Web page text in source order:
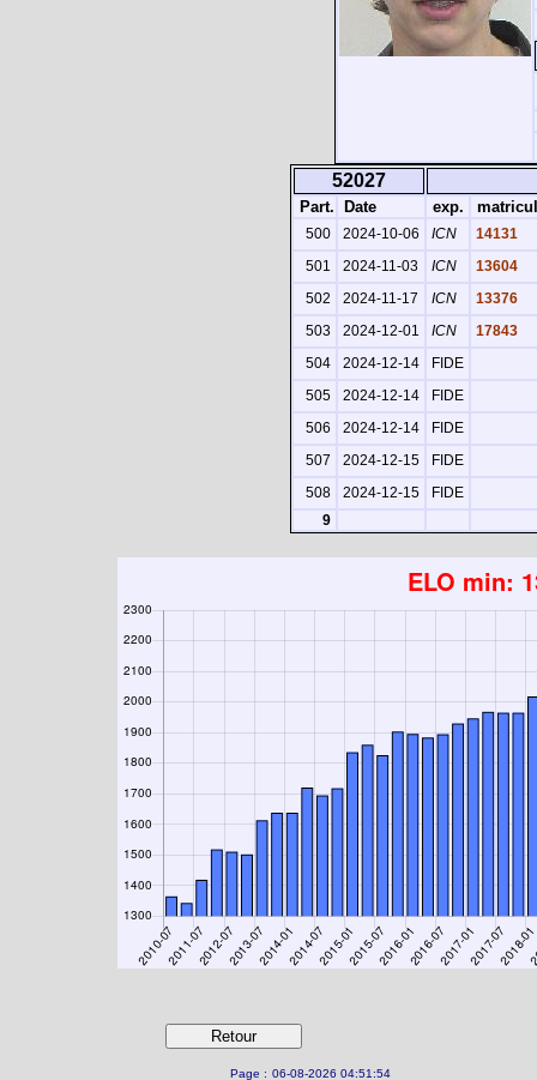
52027
Part. Date exp.
500 2024-10-06 ICN
14131
501
2024-11-03 ICN
13604
502
2024-11-17 ICN
13376
503
2024-12-01 ICN
17843
504
2024-12-14
FIDE
505
2024-12-14
FIDE
506
2024-12-14
FIDE
507
2024-12-15
FIDE
508
2024-12-15
FIDE
9
Page : 06-08-2026 04:51:54